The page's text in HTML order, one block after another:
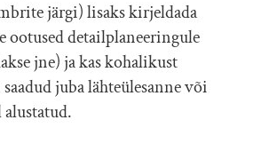
järgi) lisaks kirjeldada
ootused detailplaneeringule
jne) ja kas kohalikust
juba lähteülesanne või
alustatud.